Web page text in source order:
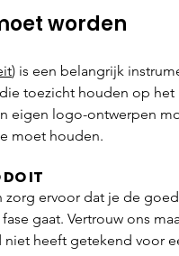
worden
) is een belangrijk
toezicht houden op
eigen logo-ontwerpen
moet houden.
IT
ervoor dat je de
gaat. Vertrouw ons
niet heeft getekend voor